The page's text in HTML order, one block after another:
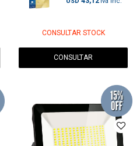
CONSULTAR STOCK
CONSULTAR